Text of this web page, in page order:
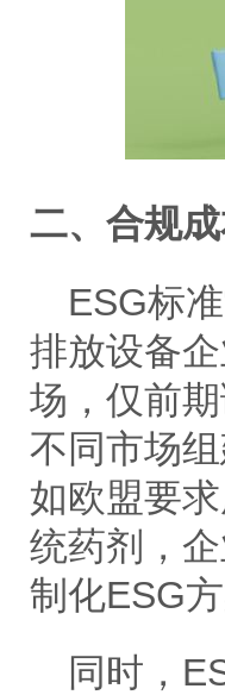
二、合规
ESG标
排放设备
场，仅前
不同市场
如欧盟要
统药剂，
制化ESG
同时，